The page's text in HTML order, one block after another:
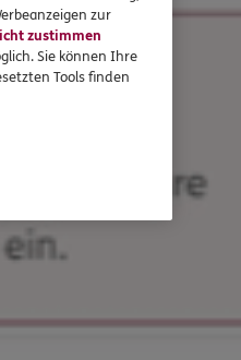
zur
zustimmen
Sie können Ihre
Tools finden